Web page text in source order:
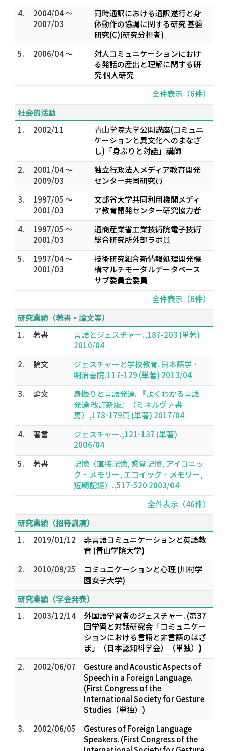
4.
2004/04 ～
2007/03
同時通訳における通訳遂行と身
体動作の協調に関する研究 基盤
研究(C)(研究分担者)
5.
2006/04 ～
対人コミュニケーションにおけ
る発話の産出と理解に関する研
究 個人研究
全件表示（6件）
社会的活動
1.
2002/11
青山学院大学公開講座(コミュニ
ケーションと異文化へのまなざ
し)「身ぶりと対話」講師
2.
2001/04 ～
2009/03
独立行政法人メディア教育開発
センター共同研究員
3.
1997/05 ～
2001/03
文部省大学共同利用機関メディ
ア教育開発センター研究協力者
4.
1997/05 ～
2001/03
通商産業省工業技術院電子技術
総合研究所外部ラボ員
5.
1997/04 ～
2001/03
技術研究組合新情報処理開発機
構マルチモーダルデータベース
サブ委員会委員
全件表示（6件）
研究業績（著書・論文等）
1.
著書
言語とジェスチャー.,187-203 (単著)
2010/04
2.
論文
ジェスチャーと学校教育. 日本語学・
明治書院,117-129 (単著) 2013/04
3.
論文
身振りと言語発達. 『よくわかる言語
発達 改訂新版』（ミネルヴァ書
房）,178-179頁 (単著) 2017/04
4.
著書
ジェスチャー.,121-137 (単著)
2006/04
5.
著書
記憶（直接記憶, 感覚記憶, アイコニッ
ク・メモリー, エコイック・メモリー,
短期記憶）.,517-520 2003/04
全件表示（46件）
研究業績（招待講演）
1.
2019/01/12
非言語コミュニケーションと英語教
育 (青山学院大学)
2.
2010/09/25
コミュニケーションと心理 (川村学
園女子大学)
研究業績（学会発表）
1.
2003/12/14
外国語学習者のジェスチャー. (第37
回学習と対話研究会「コミュニケー
ションにおける言語と非言語のはざ
ま」（日本認知科学会）（単独）)
2.
2002/06/07
Gesture and Acoustic Aspects of
Speech in a Foreign Language.
(First Congress of the
International Society for Gesture
Studies（単独）)
3.
2002/06/05
Gestures of Foreign Language
Speakers. (First Congress of the